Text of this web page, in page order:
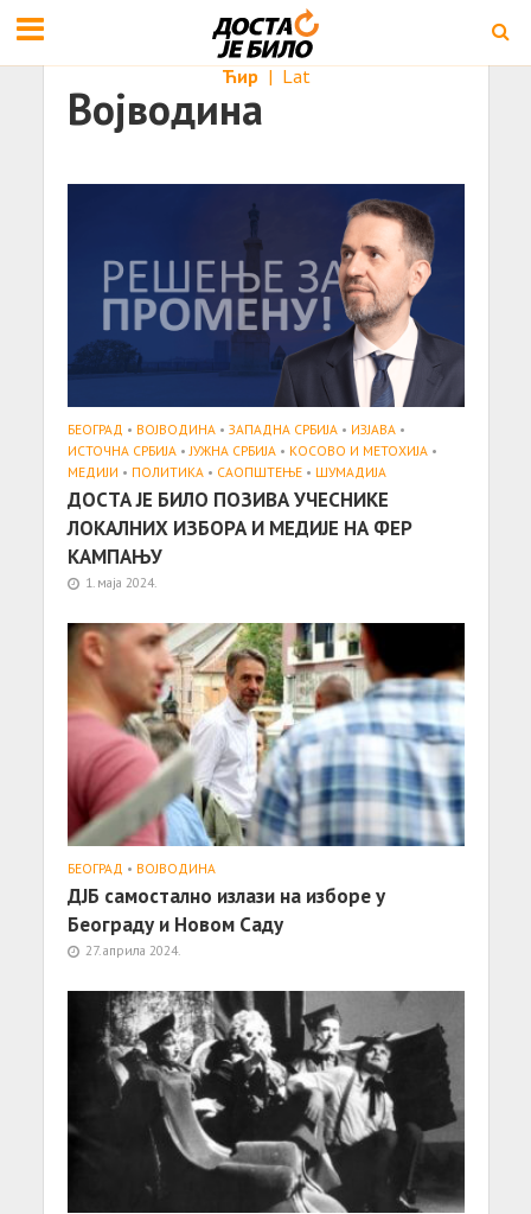
Ћир | Lat
Војводина
БЕОГРАД • ВОЈВОДИНА • ЗАПАДНА СРБИЈА • ИЗЈАВА •
ИСТОЧНА СРБИЈА • ЈУЖНА СРБИЈА • КОСОВО И МЕТОХИЈА •
МЕДИЈИ • ПОЛИТИКА • САОПШТЕЊE • ШУМАДИЈА
ДОСТА ЈЕ БИЛО ПОЗИВА УЧЕСНИКЕ
ЛОКАЛНИХ ИЗБОРА И МЕДИЈЕ НА ФЕР
КАМПАЊУ
1. маја 2024.
БЕОГРАД • ВОЈВОДИНА
ДЈБ самостално излази на изборе у
Београду и Новом Саду
27. априла 2024.